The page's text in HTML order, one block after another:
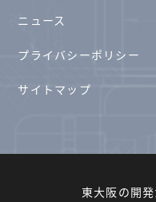
ニュース
プライバシーポリシー
サイトマップ
東大阪の開